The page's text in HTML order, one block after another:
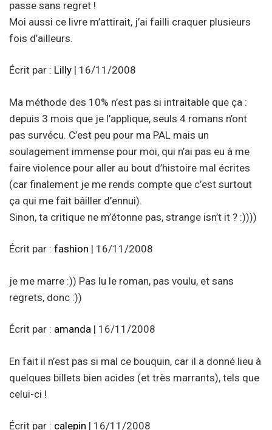
passe sans regret !
Moi aussi ce livre m’attirait, j’ai failli craquer plusieurs
fois d’ailleurs.
Écrit par : Lilly | 16/11/2008
Ma méthode des 10% n’est pas si intraitable que ça :
depuis 3 mois que je l’applique, seuls 4 romans n’ont
pas survécu. C’est peu pour ma PAL mais un
soulagement immense pour moi, qui n’ai pas eu à me
faire violence pour aller au bout d’histoire mal écrites
(car finalement je me rends compte que c’est surtout
ça qui me fait bâiller d’ennui).
Sinon, ta critique ne m’étonne pas, strange isn’t it ? :))))
Écrit par : fashion | 16/11/2008
je me marre :)) Pas lu le roman, pas voulu, et sans
regrets, donc :))
Écrit par : amanda | 16/11/2008
En fait il n’est pas si mal ce bouquin, car il a donné lieu à
quelques billets bien acides (et très marrants), tels que
celui-ci !
Écrit par : calepin | 16/11/2008